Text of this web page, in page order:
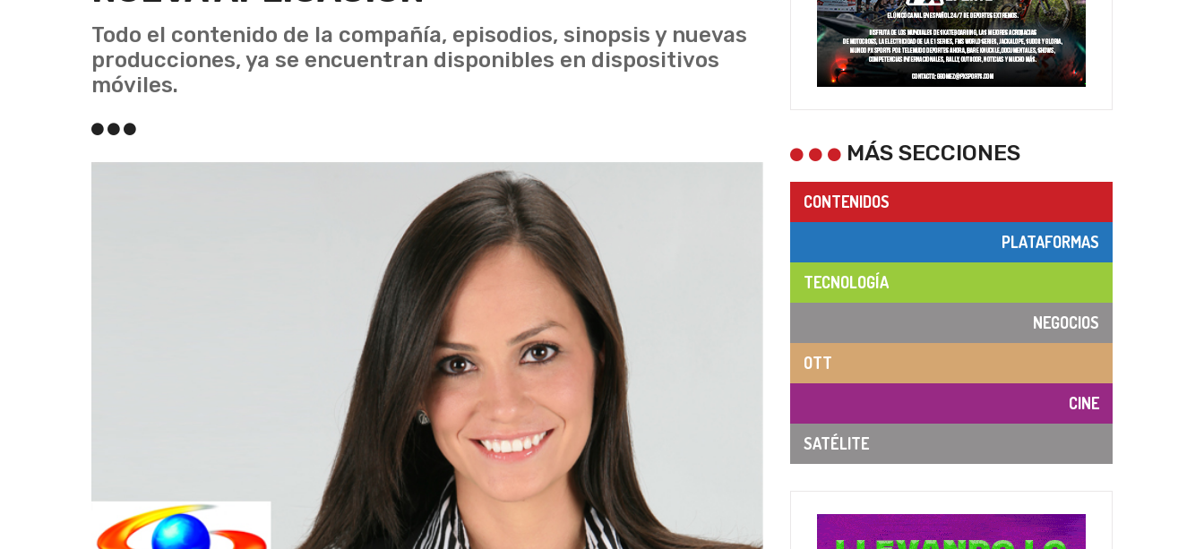
Todo el contenido de la compañía, episodios, sinopsis y nuevas
producciones, ya se encuentran disponibles en dispositivos
móviles.
MÁS SECCIONES
CONTENIDOS
PLATAFORMAS
TECNOLOGÍA
NEGOCIOS
OTT
CINE
SATÉLITE